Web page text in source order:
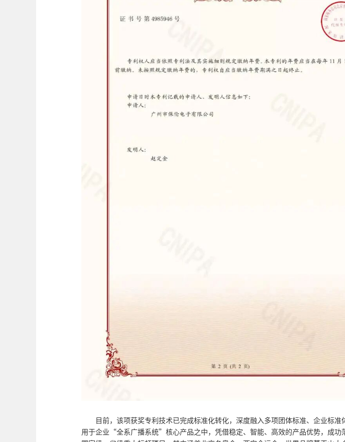
目前，该项获奖专利技术已完成标准化转化，深度融入多项团体标准、企业标准
用于企业“全系广播系统”核心产品之中，凭借稳定、智能、高效的产品优势，成功